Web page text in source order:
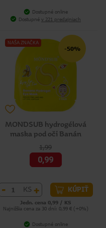
Dostupné online
Dostupné v 221 predajniach
NAŠA ZNAČKA
-50%
MONDSUB hydrogélová
maska pod oči Banán
1,99
0,99
- KS + KÚPIŤ
Jedn. cena 0,99 / KS
Najnižšia cena za 30 dní: 0,99 € (+0%)
Dostupné online